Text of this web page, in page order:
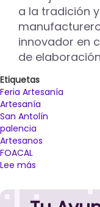
a la tradición
innovador en
de
Etiquetas
Feria Artesanía
Artesanía
San Antolín
palencia
Artesanos
FOACAL
Lee más
Feria
de